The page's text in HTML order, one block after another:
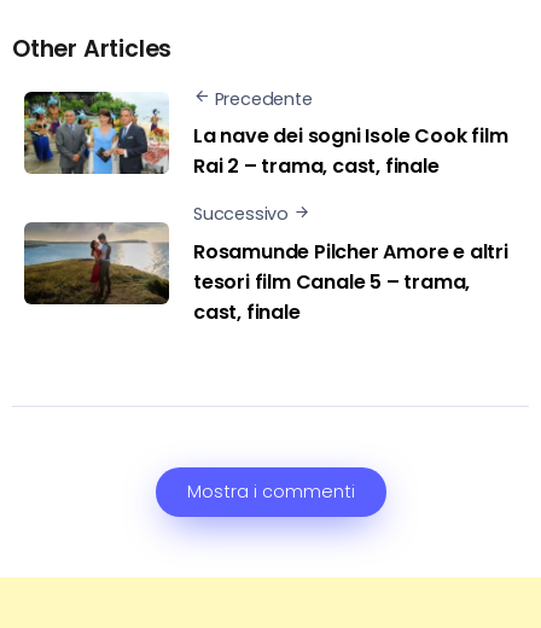
Other Articles
Precedente
La nave dei sogni Isole Cook film
Rai 2 – trama, cast, finale
Successivo
Rosamunde Pilcher Amore e altri
tesori film Canale 5 – trama,
cast, finale
Mostra i commenti